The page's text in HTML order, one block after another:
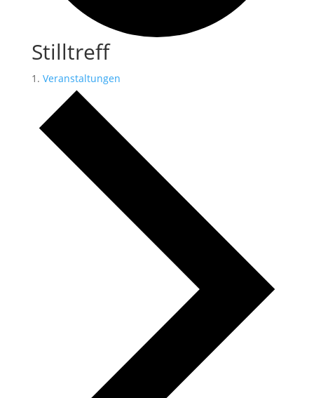
Stilltreff
Veranstaltungen